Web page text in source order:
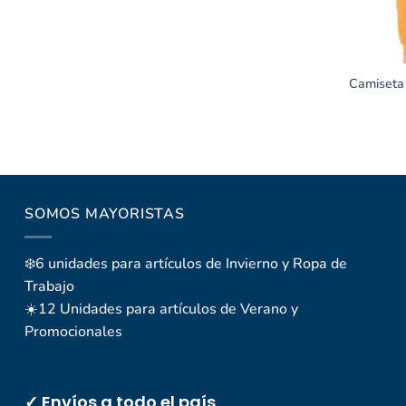
SOMOS MAYORISTAS
❄️6 unidades para artículos de Invierno y Ropa de
Trabajo
☀️12 Unidades para artículos de Verano y
Promocionales